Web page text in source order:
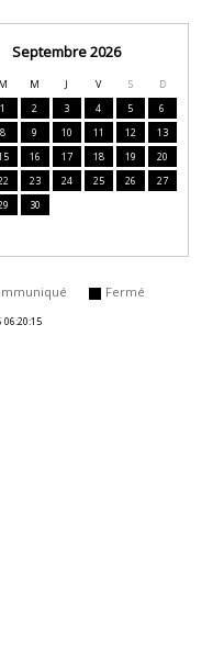
Septembre 2026
M M J V S
D
1
2 3 4 5
6
8 9 10 11 12
13
16 17 18 19
20
23 24 25 26
27
30
fermé